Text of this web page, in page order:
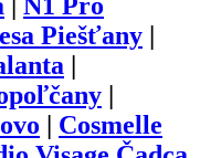
N1 Pro
Piešťany
Cosmelle